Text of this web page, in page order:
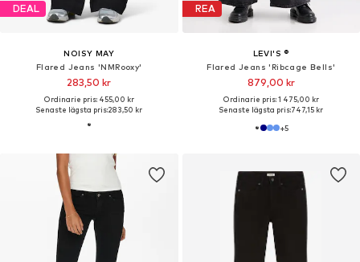
DEAL
NOISY MAY
Flared Jeans 'NMRooxy'
283,50 kr
Ordinarie pris: 455,00 kr
Senaste lägsta pris:283,50 kr
REA
LEVI'S ®
Flared Jeans 'Ribcage Bells'
879,00 kr
Ordinarie pris: 1 475,00 kr
Senaste lägsta pris:747,15 kr
+5